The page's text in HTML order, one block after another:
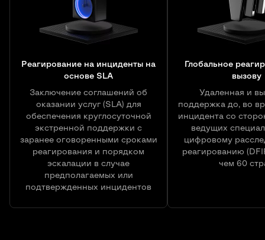
Реагирование на инциденты на
основе SLA
Заключение соглашений об
оказании услуг (SLA) для
обеспечения круглосуточной
экстренной поддержки с
заранее оговоренными сроками
реагирования и порядком
эскалации в случае
предполагаемых или
подтвержденных инцидентов
Глобальное
вызову
Удаленная и
поддержка до, во
инцидента со
ведущих
цифровому
реагированию
чем 60